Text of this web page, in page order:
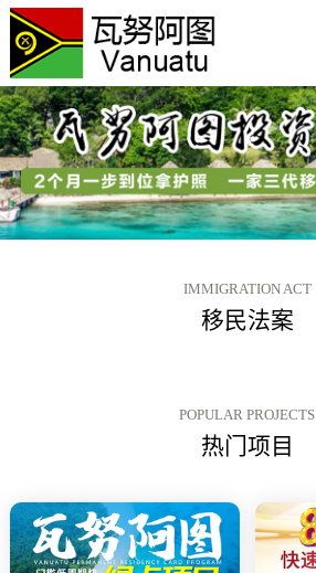
IMMIGRATION ACT
移民法案
POPULAR PROJECTS
热门项目